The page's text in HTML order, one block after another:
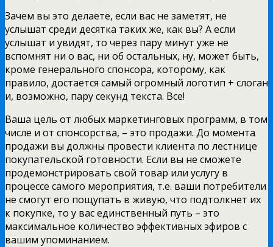
Зачем вы это делаете, если вас не заметят, не
услышат среди десятка таких же, как вы? А если
услышат и увидят, то через пару минут уже не
вспомнят ни о вас, ни об остальных, ну, может быть,
кроме генерального спонсора, которому, как
правило, достается самый огромный логотип + слоган
и, возможно, пару секунд текста. Все!
Ваша цель от любых маркетинговых программ, в том
числе и от спонсорства, – это продажи. До момента
продажи вы должны провести клиента по лестнице
покупательской готовности. Если вы не сможете
продемонстрировать свой товар или услугу в
процессе самого мероприятия, т.е. ваши потребители
не смогут его пощупать в живую, что подтолкнет их
к покупке, то у вас единственный путь – это
максимальное количество эффективных эфиров с
вашим упоминанием.